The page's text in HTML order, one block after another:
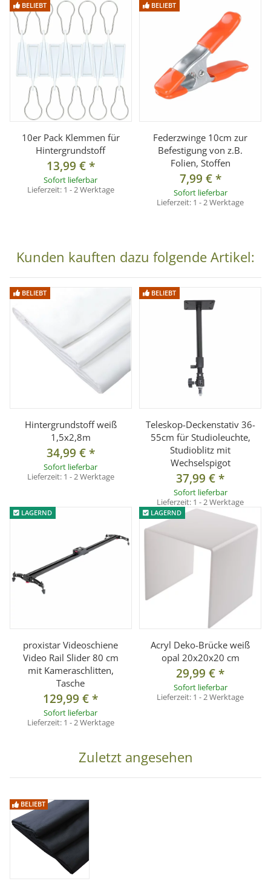
Wir versuchen die Artikel auf unseren Seiten bestmöglich
abzubilden. Bitte Beachten Sie jedoch, dass die Farben des
Hintergrundes auf den dargestellten Produktabbildungen
und Anwendungsbeispielen durch die jeweiligen
Aufnahmesituationen, aber vor allem auch durch Ihre
individuellen Monitoreinstellungen vom Original abweichen
können.
Lieferumfang:
1x Hintergrundstoff schwarz 1,5x2,8 m
BELIEBT
10er Pack Klemmen für
Hintergrundstoff
13,99 €*
Sofort lieferbar
Lieferzeit: 1 - 2 Werktage
BELIEBT
Federzwinge 10cm zur
Befestigung von z.B.
Folien, Stoffen
7,99 €*
Sofort lieferbar
Lieferzeit: 1 - 2 Werktage
Kunden kauften dazu folgende Artikel:
BELIEBT
Hintergrundstoff weiß
1,5x2,8m
34,99 €*
Sofort lieferbar
Lieferzeit: 1 - 2 Werktage
BELIEBT
Teleskop-Deckenstativ 36-
55cm für Studioleuchte,
Studioblitz mit
Wechselspigot
37,99 €*
Sofort lieferbar
Lieferzeit: 1 - 2 Werktage
LAGERND
proxistar Videoschiene
Video Rail Slider 80 cm
mit Kameraschlitten,
Tasche
129,99 €*
Sofort lieferbar
Lieferzeit: 1 - 2 Werktage
LAGERND
Acryl Deko-Brücke weiß
opal 20x20x20 cm
29,99 €*
Sofort lieferbar
Lieferzeit: 1 - 2 Werktage
Zuletzt angesehen
BELIEBT